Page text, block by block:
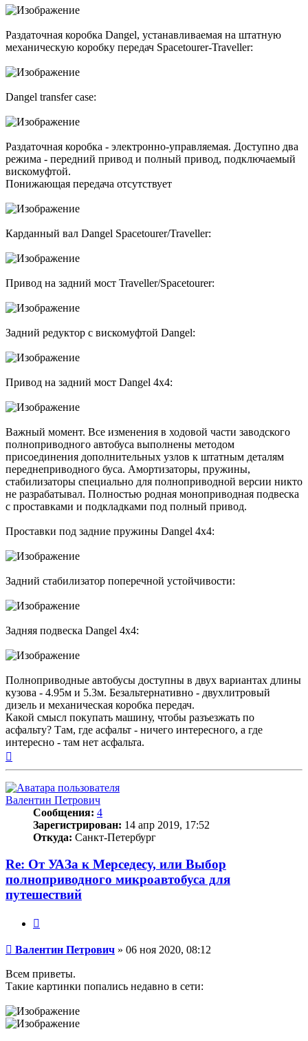
Раздаточная коробка Dangel, устанавливаемая на штатную
механическую коробку передач Spacetourer-Traveller:
Dangel transfer case:
Раздаточная коробка - электронно-управляемая. Доступно два
режима - передний привод и полный привод, подключаемый
вискомуфтой.
Понижающая передача отсутствует
Карданный вал Dangel Spacetourer/Traveller:
Привод на задний мост Traveller/Spacetourer:
Задний редуктор с вискомуфтой Dangel:
Привод на задний мост Dangel 4x4:
Важный момент. Все изменения в ходовой части заводского
полноприводного автобуса выполнены методом
присоединения дополнительных узлов к штатным деталям
переднеприводного буса. Амортизаторы, пружины,
стабилизаторы специально для полноприводной версии никто
не разрабатывал. Полностью родная моноприводная подвеска
с проставками и подкладками под полный привод.
Проставки под задние пружины Dangel 4x4:
Задний стабилизатор поперечной устойчивости:
Задняя подвеска Dangel 4x4:
Полноприводные автобусы доступны в двух вариантах длины
кузова - 4.95м и 5.3м. Безальтернативно - двухлитровый
дизель и механическая коробка передач.
Какой смысл покупать машину, чтобы разъезжать по
асфальту? Там, где асфальт - ничего интересного, а где
интересно - там нет асфальта.
Валентин Петрович
Сообщения: 4
Зарегистрирован: 14 апр 2019, 17:52
Откуда: Санкт-Петербург
Re: От УАЗа к Мерседесу, или Выбор
полноприводного микроавтобуса для
путешествий
Сообщение
Валентин Петрович » 06 ноя 2020, 08:12
Всем приветы.
Такие картинки попались недавно в сети: